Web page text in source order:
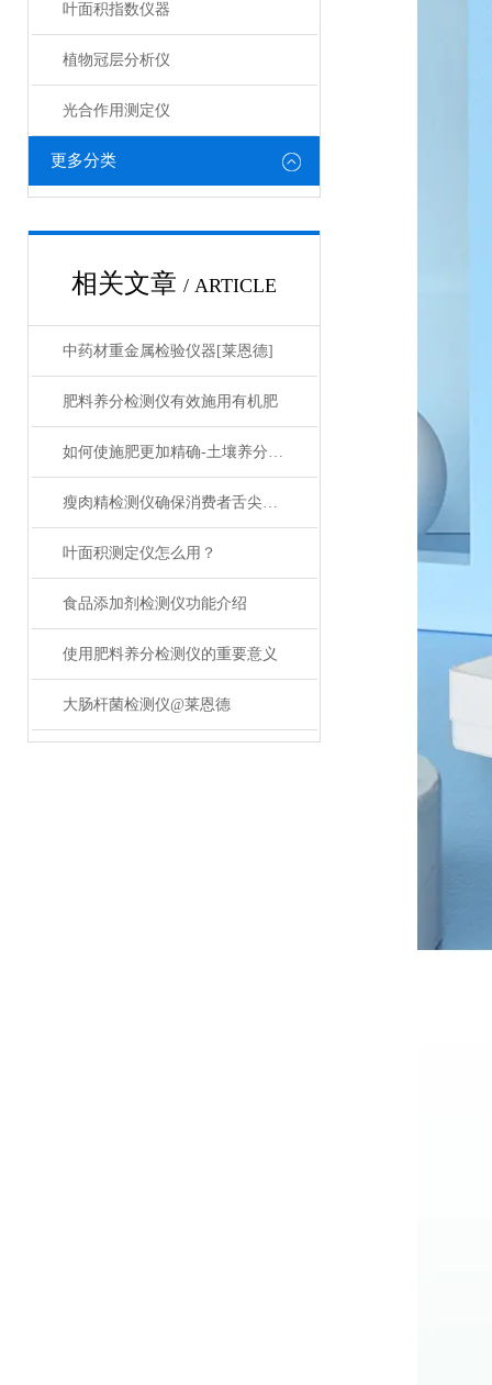
叶面积指数仪器
植物冠层分析仪
光合作用测定仪
更多分类
相关文章 / ARTICLE
中药材重金属检验仪器[莱恩德]
肥料养分检测仪有效施用有机肥
如何使施肥更加精确-土壤养分快速测量仪
瘦肉精检测仪确保消费者舌尖上的安全
叶面积测定仪怎么用？
食品添加剂检测仪功能介绍
使用肥料养分检测仪的重要意义
大肠杆菌检测仪@莱恩德